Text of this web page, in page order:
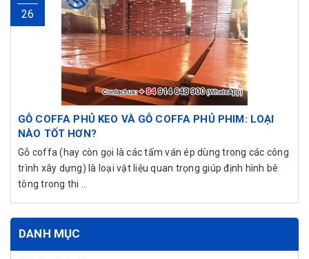
26
GỖ COFFA PHỦ KEO VÀ GỖ COFFA PHỦ PHIM: LOẠI
NÀO TỐT HƠN?
Gỗ coffa (hay còn gọi là các tấm ván ép dùng trong các công
trình xây dựng) là loại vật liệu quan trọng giúp định hình bê
tông trong thi ...
DANH MỤC